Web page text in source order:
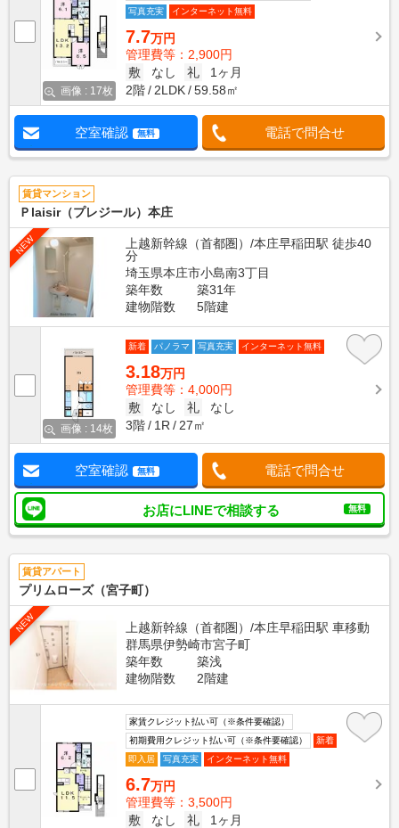
画像 : 17枚
写真充実
インターネット無料
7.7万円
管理費等：2,900円
敷
なし 礼
1ヶ月
2階
2LDK 59.58㎡
空室確認 無料 電話で問合せ
賃貸マンション
Ｐlaisir（プレジール）本庄
NEW
上越新幹線（首都圏）/本庄早稲田駅 徒歩40
分
埼玉県本庄市小島南3丁目
築年数
築31年
建物階数
5階建
画像 : 14枚
新着 パノラマ 写真充実 インターネット無料
3.18万円
管理費等：4,000円
敷
なし 礼
なし
3階
1R 27㎡
空室確認 無料 電話で問合せ
お店にLINEで相談する 無料
賃貸アパート
プリムローズ（宮子町）
NEW
上越新幹線（首都圏）/本庄早稲田駅 車移動
群馬県伊勢崎市宮子町
築年数
築浅
建物階数
2階建
家賃クレジット払い可（※条件要確認）
初期費用クレジット払い可（※条件要確認）
新着
即入居
写真充実 インターネット無料
6.7万円
管理費等：3,500円
敷
なし 礼
1ヶ月